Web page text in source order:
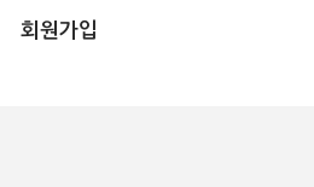
회원가입